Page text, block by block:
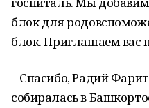
блок для
блок. Приглашаем вас
– Спасибо, Радий
собиралась в